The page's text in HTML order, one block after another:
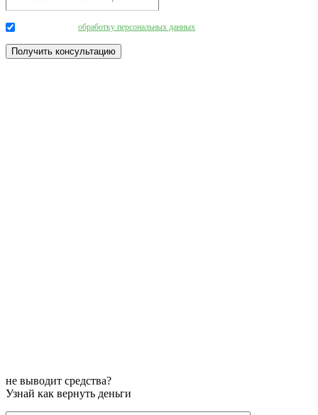
обработку персональных данных
не выводит средства?
Узнай как вернуть деньги